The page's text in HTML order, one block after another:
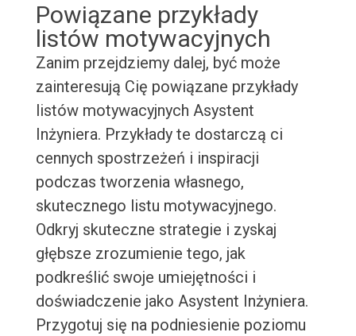
Powiązane przykłady
listów motywacyjnych
Zanim przejdziemy dalej, być może
zainteresują Cię powiązane przykłady
listów motywacyjnych Asystent
Inżyniera. Przykłady te dostarczą ci
cennych spostrzeżeń i inspiracji
podczas tworzenia własnego,
skutecznego listu motywacyjnego.
Odkryj skuteczne strategie i zyskaj
głębsze zrozumienie tego, jak
podkreślić swoje umiejętności i
doświadczenie jako Asystent Inżyniera.
Przygotuj się na podniesienie poziomu